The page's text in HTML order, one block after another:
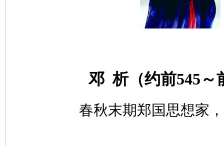
邓 析（约前545 ～
春秋末期郑国思想家